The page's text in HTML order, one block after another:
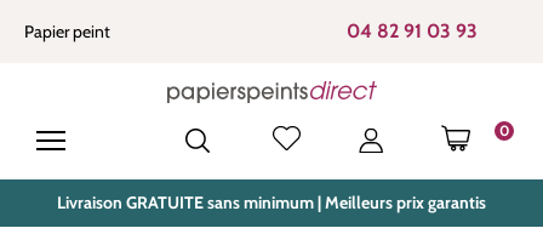
principal
Papier peint 04 82 91 03 93
0
LE
Livraison GRATUITE sans minimum | Meilleurs prix garantis